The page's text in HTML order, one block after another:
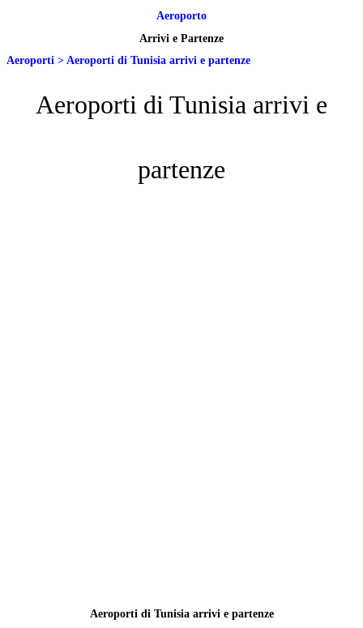
Aeroporto
Arrivi e Partenze
Aeroporti > Aeroporti di Tunisia arrivi e partenze
Aeroporti di Tunisia arrivi e
partenze
Aeroporti di Tunisia arrivi e partenze